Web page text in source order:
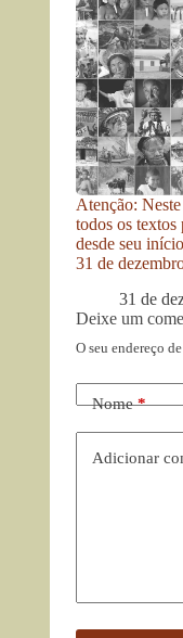
Atenção:
todos os textos
desde seu
31 de
31 de
Deixe um
O seu endereço
Nome*
Adicionar